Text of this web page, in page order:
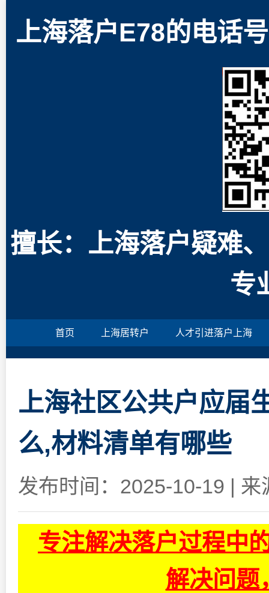
上海落户E78的电话
擅长：上海落户疑难
专
首页 上海居转户 人才引进落户上海
上海社区公共户应届
么,材料清单有哪些
发布时间：2025-10-19 | 来
专注解决落户过程中
解决问题